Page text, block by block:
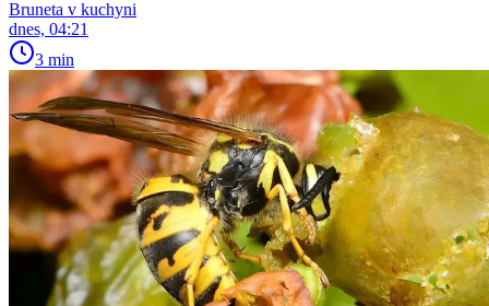
Bruneta v kuchyni
dnes, 04:21
3 min